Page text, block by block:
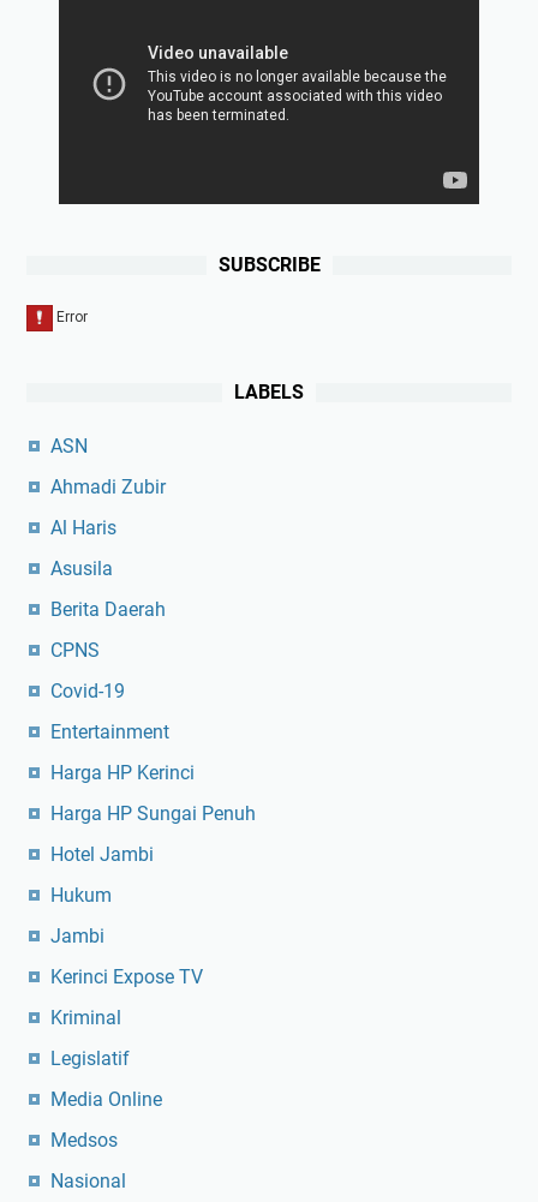
SUBSCRIBE
LABELS
ASN
Ahmadi Zubir
Al Haris
Asusila
Berita Daerah
CPNS
Covid-19
Entertainment
Harga HP Kerinci
Harga HP Sungai Penuh
Hotel Jambi
Hukum
Jambi
Kerinci Expose TV
Kriminal
Legislatif
Media Online
Medsos
Nasional